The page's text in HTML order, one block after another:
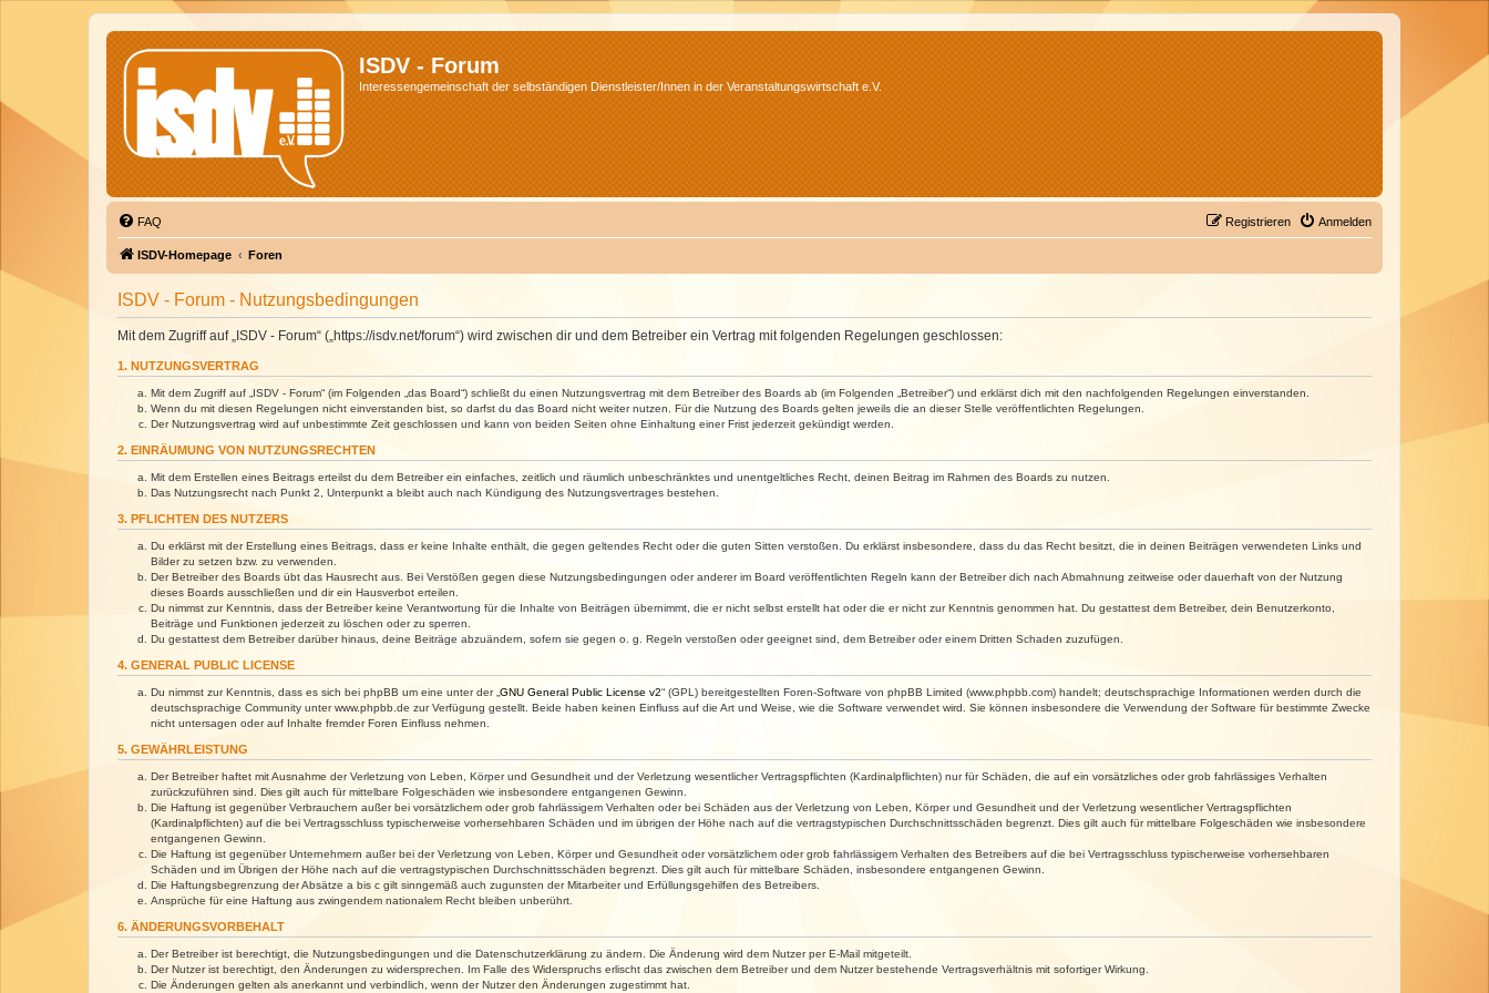
ISDV - Forum
Interessengemeinschaft der selbständigen Dienstleister/Innen in der Veranstaltungswirtschaft e.V.
FAQ Anmelden
Registrieren
ISDV-Homepage Foren
ISDV - Forum - Nutzungsbedingungen
Mit dem Zugriff auf „ISDV - Forum“ („https://isdv.net/forum“) wird zwischen dir und dem Betreiber ein Vertrag mit folgenden Regelungen geschlossen:
1. NUTZUNGSVERTRAG
Mit dem Zugriff auf „ISDV - Forum“ (im Folgenden „das Board“) schließt du einen Nutzungsvertrag mit dem Betreiber des Boards ab (im Folgenden „Betreiber“) und erklärst dich mit den nachfolgenden Regelungen einverstanden.
Wenn du mit diesen Regelungen nicht einverstanden bist, so darfst du das Board nicht weiter nutzen. Für die Nutzung des Boards gelten jeweils die an dieser Stelle veröffentlichten Regelungen.
Der Nutzungsvertrag wird auf unbestimmte Zeit geschlossen und kann von beiden Seiten ohne Einhaltung einer Frist jederzeit gekündigt werden.
2. EINRÄUMUNG VON NUTZUNGSRECHTEN
Mit dem Erstellen eines Beitrags erteilst du dem Betreiber ein einfaches, zeitlich und räumlich unbeschränktes und unentgeltliches Recht, deinen Beitrag im Rahmen des Boards zu nutzen.
Das Nutzungsrecht nach Punkt 2, Unterpunkt a bleibt auch nach Kündigung des Nutzungsvertrages bestehen.
3. PFLICHTEN DES NUTZERS
Du erklärst mit der Erstellung eines Beitrags, dass er keine Inhalte enthält, die gegen geltendes Recht oder die guten Sitten verstoßen. Du erklärst insbesondere, dass du das Recht besitzt, die in deinen Beiträgen verwendeten Links und
Bilder zu setzen bzw. zu verwenden.
Der Betreiber des Boards übt das Hausrecht aus. Bei Verstößen gegen diese Nutzungsbedingungen oder anderer im Board veröffentlichten Regeln kann der Betreiber dich nach Abmahnung zeitweise oder dauerhaft von der Nutzung
dieses Boards ausschließen und dir ein Hausverbot erteilen.
Du nimmst zur Kenntnis, dass der Betreiber keine Verantwortung für die Inhalte von Beiträgen übernimmt, die er nicht selbst erstellt hat oder die er nicht zur Kenntnis genommen hat. Du gestattest dem Betreiber, dein Benutzerkonto,
Beiträge und Funktionen jederzeit zu löschen oder zu sperren.
Du gestattest dem Betreiber darüber hinaus, deine Beiträge abzuändern, sofern sie gegen o. g. Regeln verstoßen oder geeignet sind, dem Betreiber oder einem Dritten Schaden zuzufügen.
4. GENERAL PUBLIC LICENSE
Du nimmst zur Kenntnis, dass es sich bei phpBB um eine unter der „ GNU General Public License v2“ (GPL) bereitgestellten Foren-Software von phpBB Limited (www.phpbb.com) handelt; deutschsprachige Informationen werden durch die
deutschsprachige Community unter www.phpbb.de zur Verfügung gestellt. Beide haben keinen Einfluss auf die Art und Weise, wie die Software verwendet wird. Sie können insbesondere die Verwendung der Software für bestimmte Zwecke
nicht untersagen oder auf Inhalte fremder Foren Einfluss nehmen.
5. GEWÄHRLEISTUNG
Der Betreiber haftet mit Ausnahme der Verletzung von Leben, Körper und Gesundheit und der Verletzung wesentlicher Vertragspflichten (Kardinalpflichten) nur für Schäden, die auf ein vorsätzliches oder grob fahrlässiges Verhalten
zurückzuführen sind. Dies gilt auch für mittelbare Folgeschäden wie insbesondere entgangenen Gewinn.
Die Haftung ist gegenüber Verbrauchern außer bei vorsätzlichem oder grob fahrlässigem Verhalten oder bei Schäden aus der Verletzung von Leben, Körper und Gesundheit und der Verletzung wesentlicher Vertragspflichten
(Kardinalpflichten) auf die bei Vertragsschluss typischerweise vorhersehbaren Schäden und im übrigen der Höhe nach auf die vertragstypischen Durchschnittsschäden begrenzt. Dies gilt auch für mittelbare Folgeschäden wie insbesondere
entgangenen Gewinn.
Die Haftung ist gegenüber Unternehmern außer bei der Verletzung von Leben, Körper und Gesundheit oder vorsätzlichem oder grob fahrlässigem Verhalten des Betreibers auf die bei Vertragsschluss typischerweise vorhersehbaren
Schäden und im Übrigen der Höhe nach auf die vertragstypischen Durchschnittsschäden begrenzt. Dies gilt auch für mittelbare Schäden, insbesondere entgangenen Gewinn.
Die Haftungsbegrenzung der Absätze a bis c gilt sinngemäß auch zugunsten der Mitarbeiter und Erfüllungsgehilfen des Betreibers.
Ansprüche für eine Haftung aus zwingendem nationalem Recht bleiben unberührt.
6. ÄNDERUNGSVORBEHALT
Der Betreiber ist berechtigt, die Nutzungsbedingungen und die Datenschutzerklärung zu ändern. Die Änderung wird dem Nutzer per E-Mail mitgeteilt.
Der Nutzer ist berechtigt, den Änderungen zu widersprechen. Im Falle des Widerspruchs erlischt das zwischen dem Betreiber und dem Nutzer bestehende Vertragsverhältnis mit sofortiger Wirkung.
Die Änderungen gelten als anerkannt und verbindlich, wenn der Nutzer den Änderungen zugestimmt hat.